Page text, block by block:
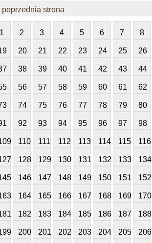
poprzednia strona
1 2 3 4 5 6 7 8
20 21 22 23 24 25 26
38 39 40 41 42 43 44
56 57 58 59 60 61 62
74 75 76 77 78 79 80
92 93 94 95 96 97 98
110 111 112 113 114 115 116
128 129 130 131 132 133 134
146 147 148 149 150 151 152
164 165 166 167 168 169 170
182 183 184 185 186 187 188
200 201 202 203 204 205 206